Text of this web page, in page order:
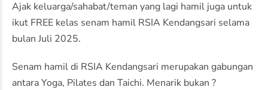
Ajak keluarga/sahabat/teman yang lagi hamil juga untuk
ikut FREE kelas senam hamil RSIA Kendangsari selama
bulan Juli 2025.
Senam hamil di RSIA Kendangsari merupakan gabungan
antara Yoga, Pilates dan Taichi. Menarik bukan ?